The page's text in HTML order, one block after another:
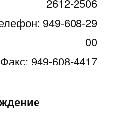
2612-2506
949-608-29
00
Факс: 949-608-4417